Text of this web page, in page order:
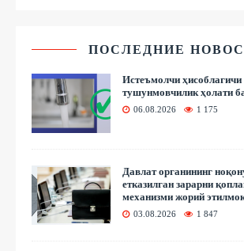
ПОСЛЕДНИЕ
Истеъмолчи ҳисоблагичи
тушунмовчилик ҳолати
06.08.2026 1 175
Давлат органининг
етказилган зарарни
механизми жорий
03.08.2026 1 847